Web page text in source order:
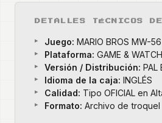
DETALLES TÉCNICOS
Juego: MARIO BROS MW-56
Plataforma: GAME & WATCH
Versión / Distribución: PAL
Idioma de la caja: INGLÉS
Calidad: Tipo OFICIAL en
Formato: Archivo de